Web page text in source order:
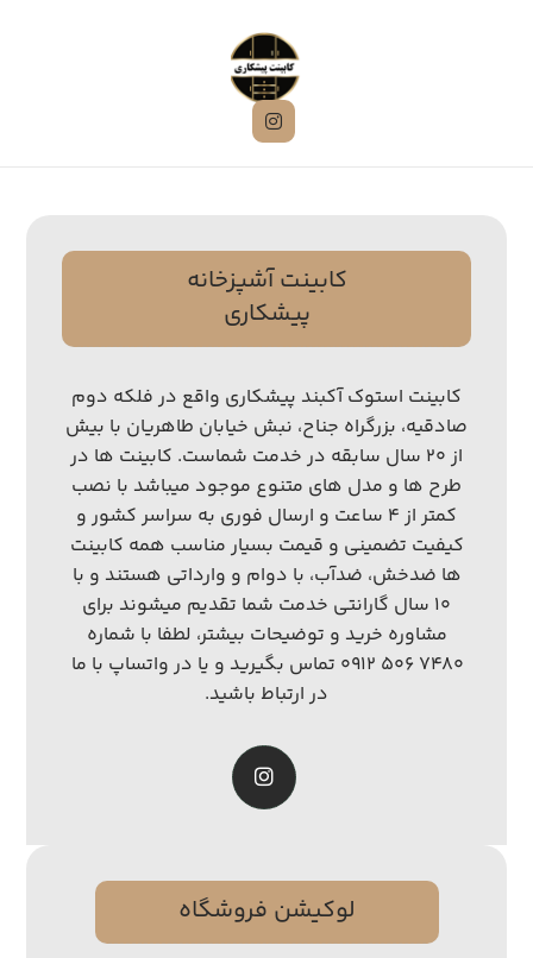
کابینت آشپزخانه
پیشکاری
کابینت استوک آکبند پیشکاری واقع در فلکه دوم
صادقیه، بزرگراه جناح، نبش خیابان طاهریان با بیش
از ۲۰ سال سابقه در خدمت شماست. کابینت ها در
طرح ها و مدل های متنوع موجود میباشد با نصب
کمتر از ۴ ساعت و ارسال فوری به سراسر کشور و
کیفیت تضمینی و قیمت بسیار مناسب همه کابینت
ها ضدخش، ضدآب، با دوام و وارداتی هستند و با
۱۰ سال گارانتی خدمت شما تقدیم میشوند برای
مشاوره خرید و توضیحات بیشتر، لطفا با شماره
۷۴۸۰ ۵۰۶ ۰۹۱۲ تماس بگیرید و یا در واتساپ با ما
در ارتباط باشید.
لوکیشن فروشگاه